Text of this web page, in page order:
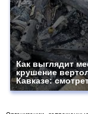
Как выглядит
крушение
Кавказе: